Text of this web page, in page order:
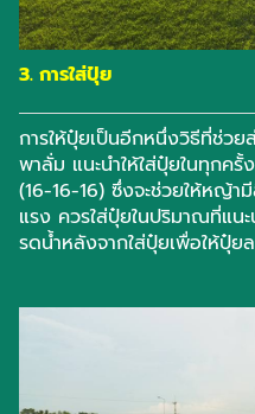
3. การใส่ปุ๋ย
การให้ปุ๋ยเป็นอีกหนึ่งวิธีที่ช่ว
พาลั่ม แนะนำให้ใส่ปุ๋ยในทุกค
(16-16-16) ซึ่งจะช่วยให้หญ้า
แรง ควรใส่ปุ๋ยในปริมาณที่แ
รดน้ำหลังจากใส่ปุ๋ยเพื่อให้ปุ๋ย